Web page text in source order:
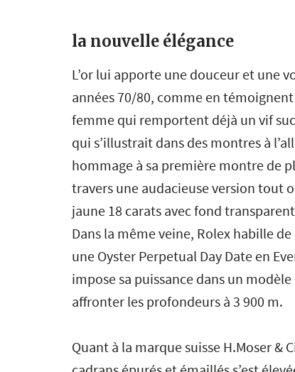
la nouvelle élégance
L’or lui apporte une douceur et une
années 70/80, comme en
femme qui remportent déjà un vif
qui s’illustrait dans des montres à
hommage à sa première montre de
travers une audacieuse version tout
jaune 18 carats avec fond
Dans la même veine, Rolex habille
une Oyster Perpetual Day Date en
impose sa puissance dans un
affronter les profondeurs à 3 900 m.
Quant à la marque suisse H.Moser &